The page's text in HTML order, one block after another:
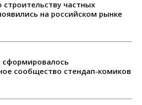
частных
на российском рынке
сформировалось
сообщество стендап-комиков